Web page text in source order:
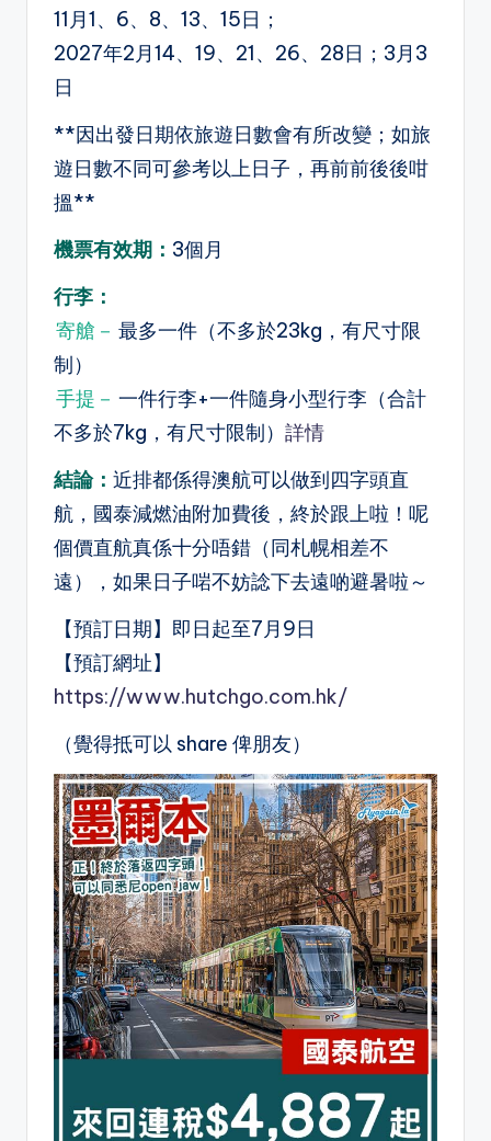
11月1、6、8、13、15日；
2027年2月14、19、21、26、28日；3月3
日
**因出發日期依旅遊日數會有所改變；如旅
遊日數不同可參考以上日子，再前前後後咁
搵**
機票有效期： 3個月
行李：
寄艙－ 最多一件（不多於23kg，有尺寸限
制）
手提－ 一件行李+一件隨身小型行李（合計
不多於7kg，有尺寸限制） 詳情
結論： 近排都係得澳航可以做到四字頭直
航，國泰減燃油附加費後，終於跟上啦！呢
個價直航真係十分唔錯（同札幌相差不
遠），如果日子啱不妨諗下去遠啲避暑啦～
【預訂日期】即日起至7月9日
【預訂網址】
https://www.hutchgo.com.hk/
（覺得抵可以 share 俾朋友）